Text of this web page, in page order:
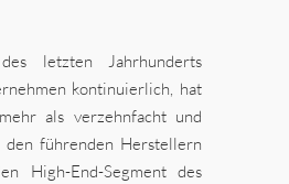
letzten Jahrhunderts
kontinuierlich, hat
als verzehnfacht und
führenden Herstellern
High-End-Segment des